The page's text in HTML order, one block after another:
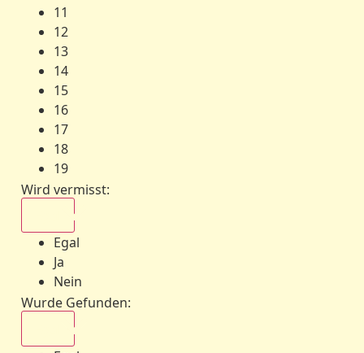
11
12
13
14
15
16
17
18
19
Wird vermisst:
Egal
Ja
Nein
Wurde Gefunden: